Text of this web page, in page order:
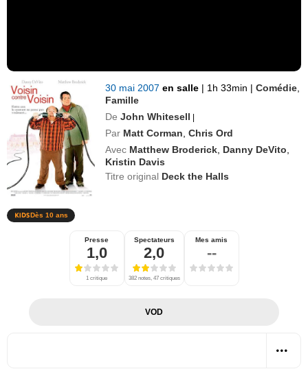
30 mai 2007en salle | 1h 33min | Comédie
Famille
De John Whitesell |
Par Matt Corman ,Chris Ord
Avec Matthew Broderick Danny DeVito
Kristin Davis
Titre original Deck the Halls
Dès 10 ans
Presse
1,0
1 critique
Spectateurs
2,0
382 notes, 47 critiques
Mes amis
--
VOD